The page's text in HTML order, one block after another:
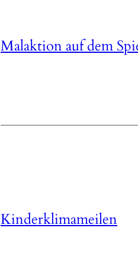
Malaktion auf dem
Kinderklimameilen